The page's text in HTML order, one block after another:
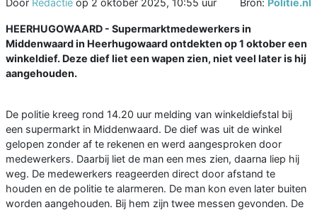
HEERHUGOWAARD - Supermarktmedewerkers in
Middenwaard in Heerhugowaard ontdekten op 1 oktober een
winkeldief. Deze dief liet een wapen zien, niet veel later is hij
aangehouden.
De politie kreeg rond 14.20 uur melding van winkeldiefstal bij
een supermarkt in Middenwaard. De dief was uit de winkel
gelopen zonder af te rekenen en werd aangesproken door
medewerkers. Daarbij liet de man een mes zien, daarna liep hij
weg. De medewerkers reageerden direct door afstand te
houden en de politie te alarmeren. De man kon even later buiten
worden aangehouden. Bij hem zijn twee messen gevonden. De